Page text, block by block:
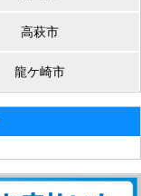
高萩市
龍ケ崎市